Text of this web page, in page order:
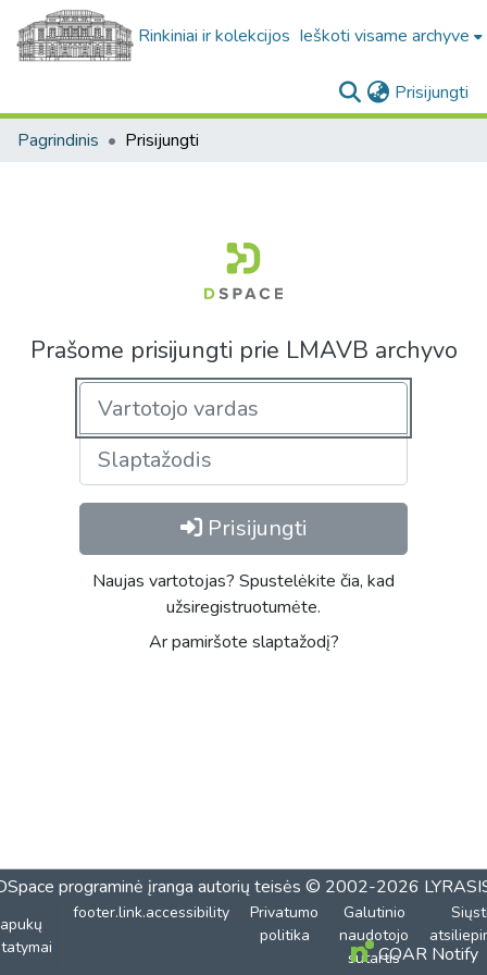
Rinkiniai ir kolekcijos Ieškoti visame archyve
Prisijungti
Pagrindinis Prisijungti
Prašome prisijungti prie LMAVB archyvo
Prisijungti
Naujas vartotojas? Spustelėkite čia, kad
užsiregistruotumėte.
Ar pamiršote slaptažodį?
programinė įranga autorių teisės © 2002-2026
footer.link.accessibility
Privatumo
politika
Galutinio
naudotojo
sutartisCOAR Notify